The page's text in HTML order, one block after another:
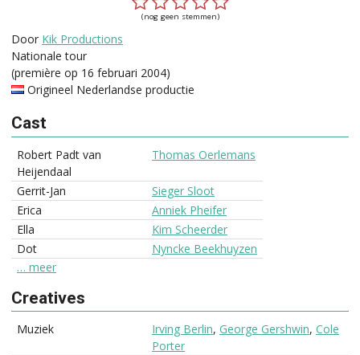
(nog geen stemmen)
Door Kik Productions
Nationale tour
(première op 16 februari 2004)
Origineel Nederlandse productie
Cast
Robert Padt van
Heijendaal
Thomas Oerlemans
Gerrit-Jan
Sieger Sloot
Erica
Anniek Pheifer
Ella
Kim Scheerder
Dot
Nyncke Beekhuyzen
… meer
Creatives
Muziek Irving Berlin, George Gershwin, Cole
Porter